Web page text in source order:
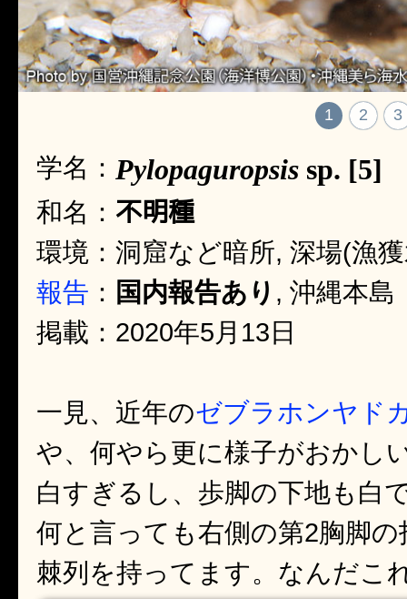
1 2 3
学名： Pylopaguropsis sp. [5]
和名： 不明種
環境：洞窟など暗所, 深場(漁
報告 ： 国内報告あり , 沖縄本島
掲載：2020年5月13日
一見、近年のゼブラホンヤド
や、何やら更に様子がおかし
白すぎるし、歩脚の下地も白
何と言っても右側の第2胸脚
棘列を持ってます。なんだこ